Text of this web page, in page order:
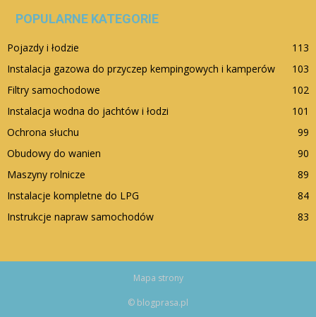
POPULARNE KATEGORIE
Pojazdy i łodzie
113
Instalacja gazowa do przyczep kempingowych i kamperów
103
Filtry samochodowe
102
Instalacja wodna do jachtów i łodzi
101
Ochrona słuchu
99
Obudowy do wanien
90
Maszyny rolnicze
89
Instalacje kompletne do LPG
84
Instrukcje napraw samochodów
83
Mapa strony
© blogprasa.pl